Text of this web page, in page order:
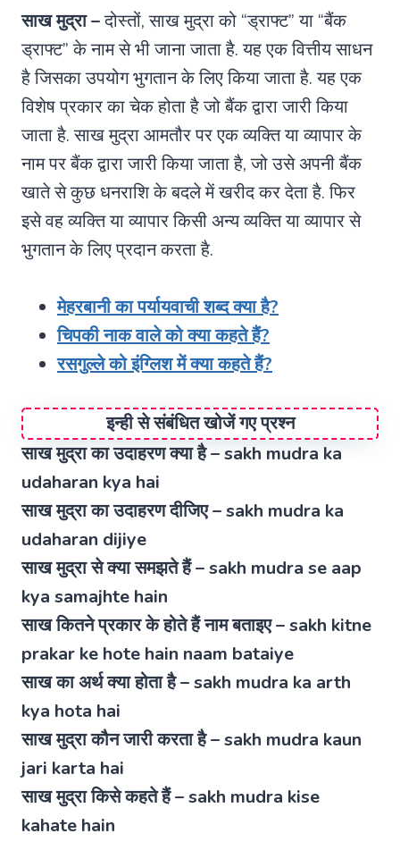
साख मुद्रा –दोस्तों, साख मुद्रा को “ड्राफ्ट” या “बैंक
ड्राफ्ट” के नाम से भी जाना जाता है. यह एक वित्तीय साधन
है जिसका उपयोग भुगतान के लिए किया जाता है. यह एक
विशेष प्रकार का चेक होता है जो बैंक द्वारा जारी किया
जाता है. साख मुद्रा आमतौर पर एक व्यक्ति या व्यापार के
नाम पर बैंक द्वारा जारी किया जाता है, जो उसे अपनी बैंक
खाते से कुछ धनराशि के बदले में खरीद कर देता है. फिर
इसे वह व्यक्ति या व्यापार किसी अन्य व्यक्ति या व्यापार से
भुगतान के लिए प्रदान करता है.
मेहरबानी का पर्यायवाची शब्द क्या है?
चिपकी नाक वाले को क्या कहते हैं?
रसगुल्ले को इंग्लिश में क्या कहते हैं?
इन्ही से संबंधित खोजें गए प्रश्न
साख मुद्रा का उदाहरण क्या है – sakh mudra ka
udaharan kya hai
साख मुद्रा का उदाहरण दीजिए – sakh mudra ka
udaharan dijiye
साख मुद्रा से क्या समझते हैं – sakh mudra se aap
kya samajhte hain
साख कितने प्रकार के होते हैं नाम बताइए – sakh kitne
prakar ke hote hain naam bataiye
साख का अर्थ क्या होता है – sakh mudra ka arth
kya hota hai
साख मुद्रा कौन जारी करता है – sakh mudra kaun
jari karta hai
साख मुद्रा किसे कहते हैं – sakh mudra kise
kahate hain